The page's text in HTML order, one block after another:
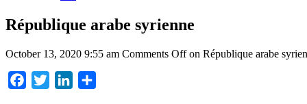
République arabe syrienne
October 13, 2020 9:55 am Comments Offon République arabe
Facebook
Twitter LinkedIn